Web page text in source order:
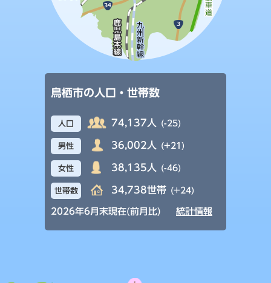
鳥栖市の人口・世帯数
人口 74,137人 (-25)
男性 36,002人 (+21)
女性 38,135人 (-46)
世帯数 34,738世帯 (+24)
2026年6月末現在(前月比) 統計情報